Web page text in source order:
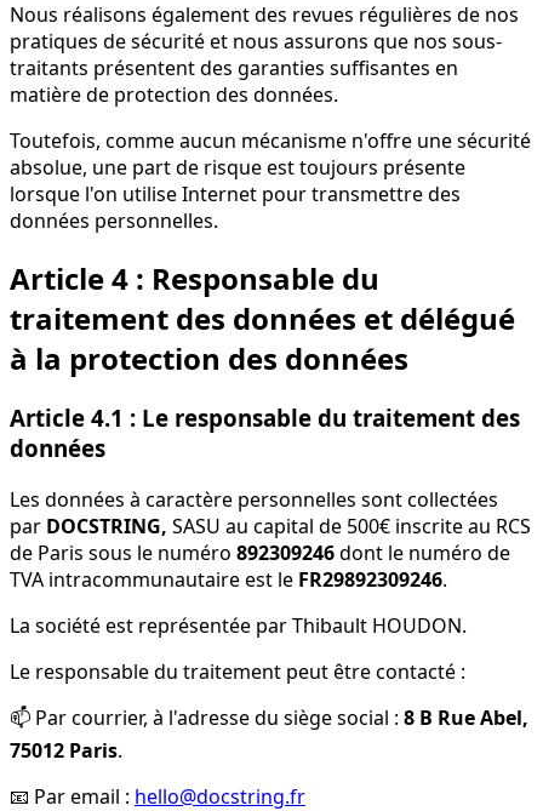
Nous réalisons également des revues régulières de nos
pratiques de sécurité et nous assurons que nos sous-
traitants présentent des garanties suffisantes en
matière de protection des données.
Toutefois, comme aucun mécanisme n'offre une sécurité
absolue, une part de risque est toujours présente
lorsque l'on utilise Internet pour transmettre des
données personnelles.
Article 4 : Responsable du
traitement des données et délégué
à la protection des données
Article 4.1 : Le responsable du traitement des
données
Les données à caractère personnelles sont collectées
par DOCSTRING, SASU au capital de 500€ inscrite au RCS
de Paris sous le numéro 892309246dont le numéro de
TVA intracommunautaire est le FR29892309246.
La société est représentée par Thibault HOUDON.
Le responsable du traitement peut être contacté :
📫 Par courrier, à l'adresse du siège social : 8 B Rue Abel,
75012 Paris.
📧 Par email : hello@docstring.fr